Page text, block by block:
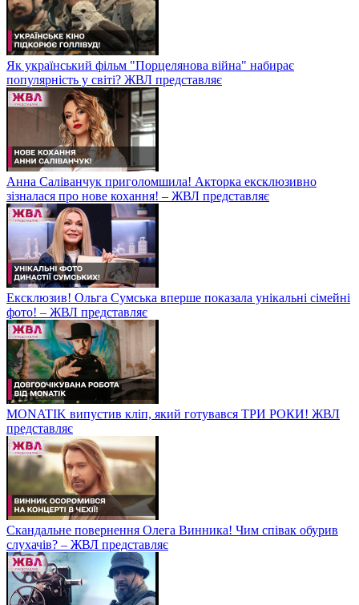
Як український фільм "Порцелянова війна" набирає
популярність у світі? ЖВЛ представляє
Анна Саліванчук приголомшила! Акторка ексклюзивно
зізналася про нове кохання! – ЖВЛ представляє
Ексклюзив! Ольга Сумська вперше показала унікальні сімейні
фото! – ЖВЛ представляє
MONATIK випустив кліп, який готувався ТРИ РОКИ! ЖВЛ
представляє
Скандальне повернення Олега Винника! Чим співак обурив
слухачів? – ЖВЛ представляє